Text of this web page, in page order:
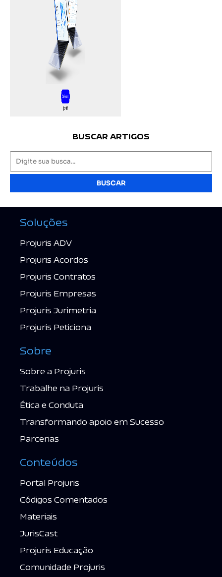
BUSCAR ARTIGOS
BUSCAR
Soluções
Projuris ADV
Projuris Acordos
Projuris Contratos
Projuris Empresas
Projuris Jurimetria
Projuris Peticiona
Sobre
Sobre a Projuris
Trabalhe na Projuris
Ética e Conduta
Transformando apoio em Sucesso
Parcerias
Conteúdos
Portal Projuris
Códigos Comentados
Materiais
JurisCast
Projuris Educação
Comunidade Projuris